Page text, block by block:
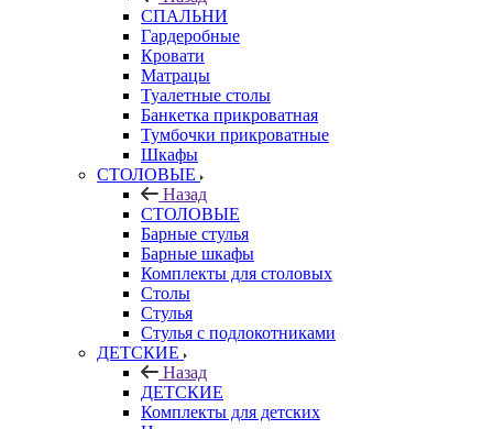
СПАЛЬНИ
Гардеробные
Кровати
Матрацы
Туалетные столы
Банкетка прикроватная
Тумбочки прикроватные
Шкафы
СТОЛОВЫЕ
Назад
СТОЛОВЫЕ
Барные стулья
Барные шкафы
Комплекты для столовых
Столы
Стулья
Стулья с подлокотниками
ДЕТСКИЕ
Назад
ДЕТСКИЕ
Комплекты для детских